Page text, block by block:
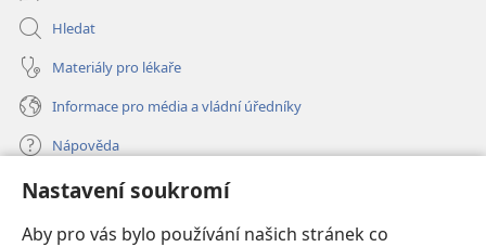
Nastavení soukromí
Aby pro vás bylo používání našich stránek co
Hledat
Materiály pro lékaře
Informace pro média a vládní úředníky
Nápověda
Dary
nové